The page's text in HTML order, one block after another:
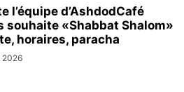
l’équipe d’AshdodCafé
souhaite «Shabbat Shalom»
horaires, paracha
2026